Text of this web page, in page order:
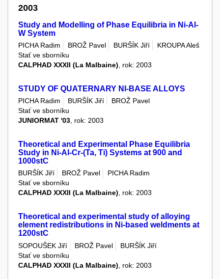
2003
Study and Modelling of Phase Equilibria in Ni-Al-
W System
PICHA Radim BROŽ Pavel BURŠÍK Jiří
KROUPA Aleš
Stať ve sborníku
CALPHAD XXXII (La Malbaine) , rok: 2003
STUDY OF QUATERNARY NI-BASE ALLOYS
PICHA Radim BURŠÍK Jiří
BROŽ Pavel
Stať ve sborníku
JUNIORMAT '03 , rok: 2003
Theoretical and Experimental Phase Equilibria
Study in Ni-Al-Cr-(Ta, Ti) Systems at 900 and
1000stC
BURŠÍK Jiří BROŽ Pavel
PICHA Radim
Stať ve sborníku
CALPHAD XXXII (La Malbaine), rok: 2003
Theoretical and experimental study of alloying
element redistributions in Ni-based weldments at
1200stC
SOPOUŠEK Jiří BROŽ Pavel
BURŠÍK Jiří
Stať ve sborníku
CALPHAD XXXII (La Malbaine) , rok: 2003